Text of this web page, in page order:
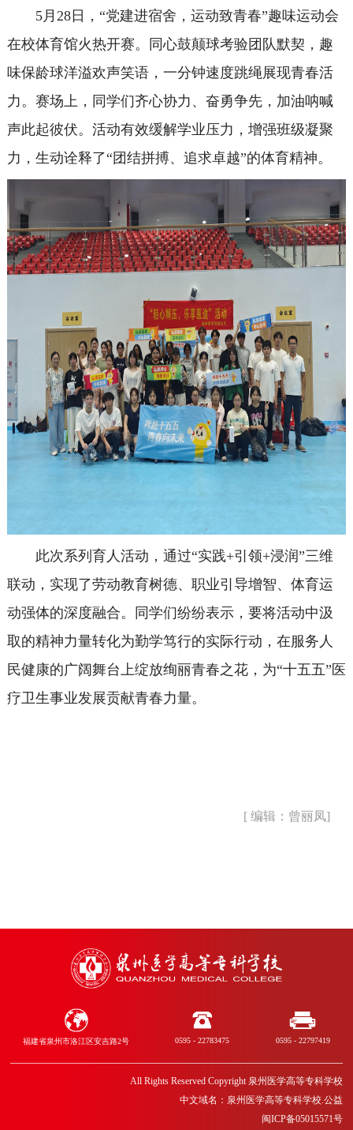
5月28日，“党建进宿舍，运动致青春”趣味运动会
在校体育馆火热开赛。同心鼓颠球考验团队默契，趣
味保龄球洋溢欢声笑语，一分钟速度跳绳展现青春活
力。赛场上，同学们齐心协力、奋勇争先，加油呐喊
声此起彼伏。活动有效缓解学业压力，增强班级凝聚
力，生动诠释了“团结拼搏、追求卓越”的体育精神。
此次系列育人活动，通过“实践+引领+浸润”三维
联动，实现了劳动教育树德、职业引导增智、体育运
动强体的深度融合。同学们纷纷表示，要将活动中汲
取的精神力量转化为勤学笃行的实际行动，在服务人
民健康的广阔舞台上绽放绚丽青春之花，为“十五五”医
疗卫生事业发展贡献青春力量。
[ 编辑：曾丽凤]
福建省泉州市洛江区安吉路2号 0595 - 22783475 0595 - 22797419
All Rights Reserved Copyright 泉州医学高等专科学校
中文域名：泉州医学高等专科学校.公益
闽ICP备05015571号